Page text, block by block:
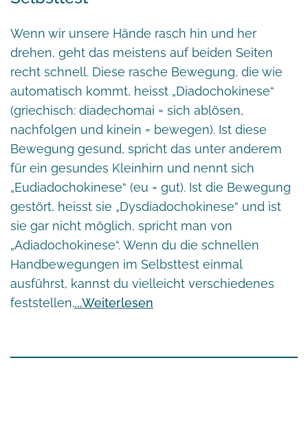
Wenn wir unsere Hände rasch hin und her
drehen, geht das meistens auf beiden Seiten
recht schnell. Diese rasche Bewegung, die wie
automatisch kommt, heisst „Diadochokinese“
(griechisch: diadechomai = sich ablösen,
nachfolgen und kinein = bewegen). Ist diese
Bewegung gesund, spricht das unter anderem
für ein gesundes Kleinhirn und nennt sich
„Eudiadochokinese“ (eu = gut). Ist die Bewegung
gestört, heisst sie „Dysdiadochokinese“ und ist
sie gar nicht möglich, spricht man von
„Adiadochokinese“. Wenn du die schnellen
Handbewegungen im Selbsttest einmal
ausführst, kannst du vielleicht verschiedenes
feststellen. Weiterlesen